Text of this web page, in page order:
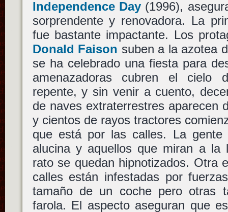
Independence Day(1996),
sorprendente y renovadora. La
fue bastante impactante. Los
Donald Faison suben a la azotea
se ha celebrado una fiesta para
amenazadoras cubren el cielo
repente, y sin venir a cuento,
de naves extraterrestres aparecen
y cientos de rayos tractores
que está por las calles. La gente
alucina y aquellos que miran a la
rato se quedan hipnotizados. Otra
calles están infestadas por
tamaño de un coche pero otras
farola. El aspecto aseguran que